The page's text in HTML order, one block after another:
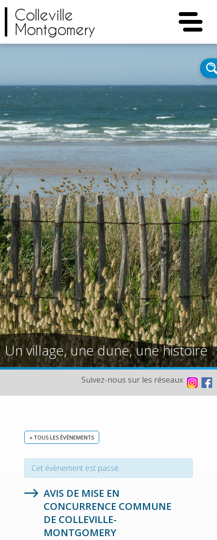
Colleville
Montgomery
Un village, une dune, une histoire
Suivez-nous sur les réseaux
« TOUS LES ÉVÈNEMENTS
Cet évènement est passé.
AVIS DE MISE EN
CONCURRENCE COMMUNE
DE COLLEVILLE-
MONTGOMERY